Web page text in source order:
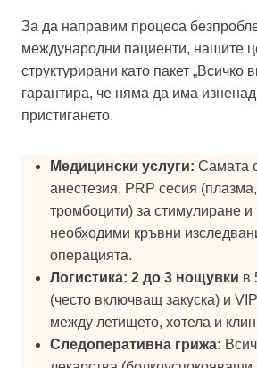
За да направим процеса
международни пациенти, нашите
структурирани като пакет „Всичко
гарантира, че няма да има
пристигането.
Медицински услуги: Самата
анестезия, PRP сесия
тромбоцити) за стимулиране и
необходими кръвни
операцията.
Логистика: 2 до 3 нощувки в
(често включващ закуска) и
между летището, хотела и
Следоперативна грижа: